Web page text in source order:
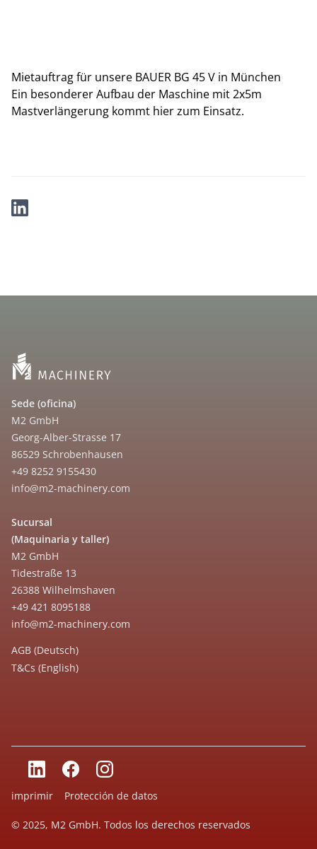
Mietauftrag für unsere BAUER BG 45 V in München
Ein besonderer Aufbau der Maschine mit 2x5m
Mastverlängerung kommt hier zum Einsatz.
Sede (oficina)
M2 GmbH
Georg-Alber-Strasse 17
86529 Schrobenhausen
+49 8252 9155430
info@m2-machinery.com
Sucursal
(Maquinaria y taller)
M2 GmbH
Tidestraße 13
26388 Wilhelmshaven
+49 421 8095188
info@m2-machinery.com
AGB (Deutsch)
T&Cs (English)
© 2025, M2 GmbH. Todos los derechos reservados
imprimir Protección de datos